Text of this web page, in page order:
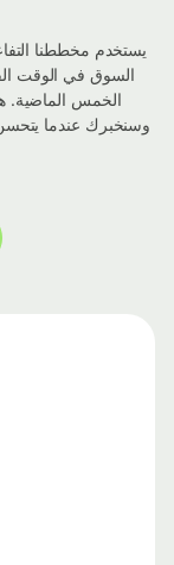
السوق في الوقت
الخمس الماضية. هل
وسنخبرك عندما يتحسن